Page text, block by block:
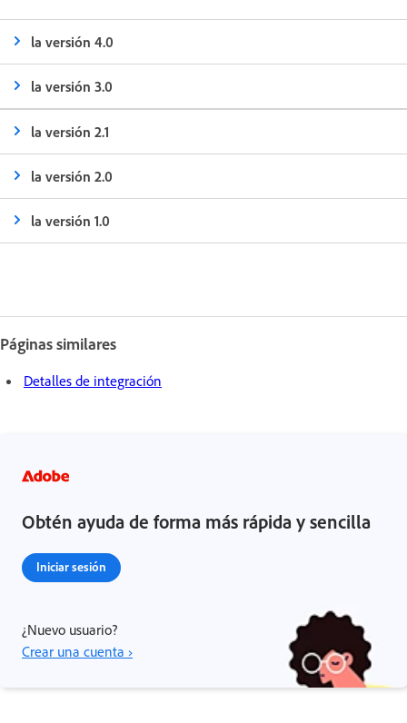
la versión 4.0
la versión 3.0
la versión 2.1
la versión 2.0
la versión 1.0
Páginas similares
Detalles de integración
Obtén ayuda de forma más rápida y sencilla
Iniciar sesión
¿Nuevo usuario?
Crear una cuenta ›